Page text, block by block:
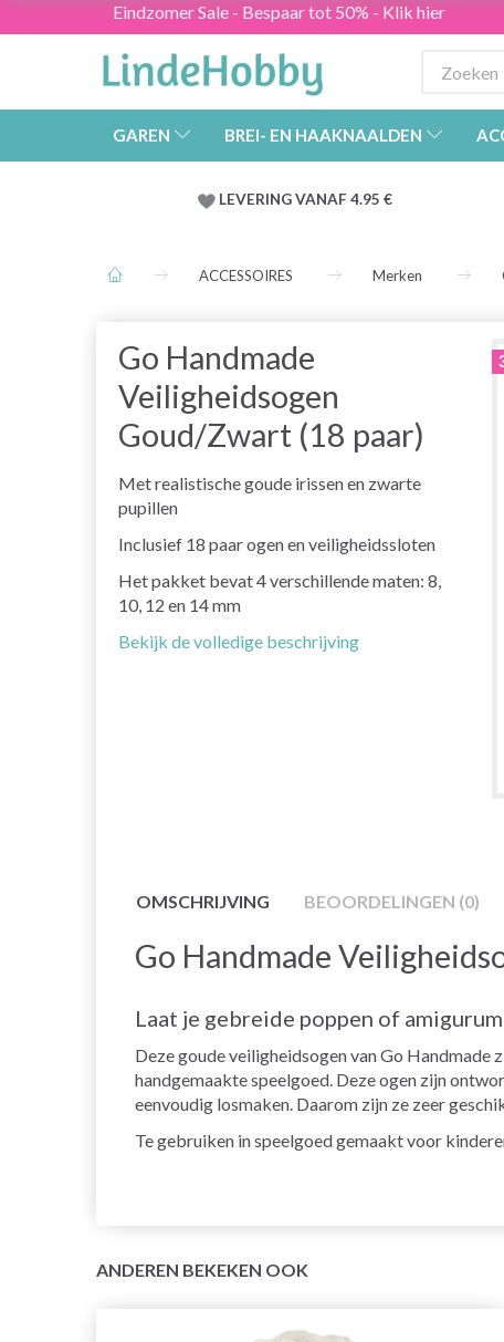
Eindzomer Sale - Bespaar tot 50% - Klik hier
GAREN BREI- EN HAAKNAALDEN
LEVERING VANAF 4.95 €
ACCESSOIRES Merken
Go Handmade
Veiligheidsogen
Goud/Zwart (18 paar)
Met realistische goude irissen en zwarte
pupillen
Inclusief 18 paar ogen en veiligheidssloten
Het pakket bevat 4 verschillende maten: 8,
10, 12 en 14 mm
Bekijk de volledige beschrijving
OMSCHRIJVING BEOORDELINGEN (0)
Go Handmade
Laat je gebreide poppen of
Deze goude veiligheidsogen van Go
handgemaakte speelgoed. Deze ogen zijn
eenvoudig losmaken. Daarom zijn ze zeer
Te gebruiken in speelgoed gemaakt voor
ANDEREN BEKEKEN OOK